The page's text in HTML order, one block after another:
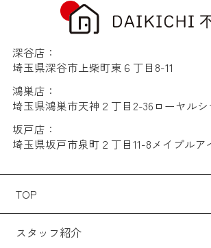
深谷店：
埼玉県深谷市上柴町東６丁目8-11
鴻巣店：
埼玉県鴻巣市天神２丁目2-36ローヤルシ
坂戸店：
埼玉県坂戸市泉町２丁目11-8メイプルア
TOP
スタッフ紹介